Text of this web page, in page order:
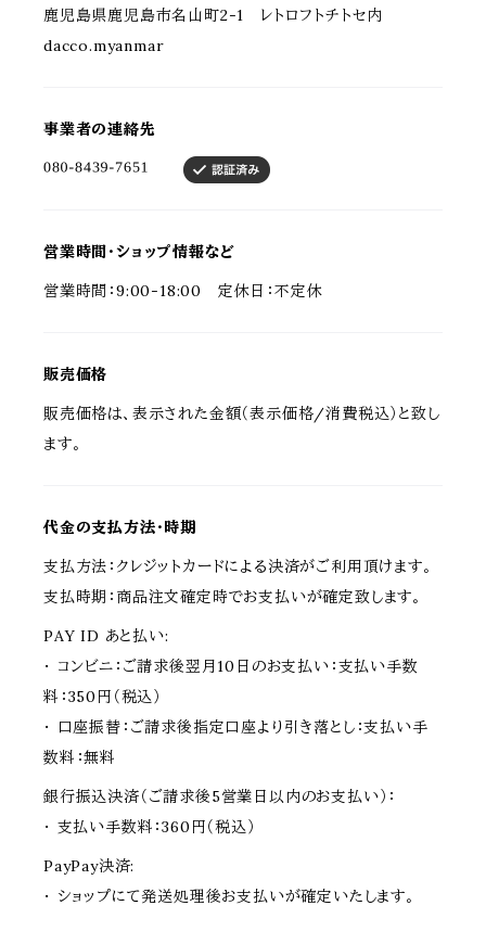
鹿児島県鹿児島市名山町2-1 レトロフトチトセ内
dacco.myanmar
事業者の連絡先
営業時間・ショップ情報など
営業時間：9:00-18:00 定休日：不定休
販売価格
販売価格は、表示された金額（表示価格/消費税込）と致し
ます。
代金の支払方法・時期
支払方法：クレジットカードによる決済がご利用頂けます。
支払時期：商品注文確定時でお支払いが確定致します。
PAY ID あと払い:
・ コンビニ：ご請求後翌月10日のお支払い：支払い手数
料：350円（税込）
・ 口座振替：ご請求後指定口座より引き落とし：支払い手
数料：無料
銀行振込決済（ご請求後5営業日以内のお支払い）：
・ 支払い手数料：360円（税込）
PayPay決済:
・ ショップにて発送処理後お支払いが確定いたします。